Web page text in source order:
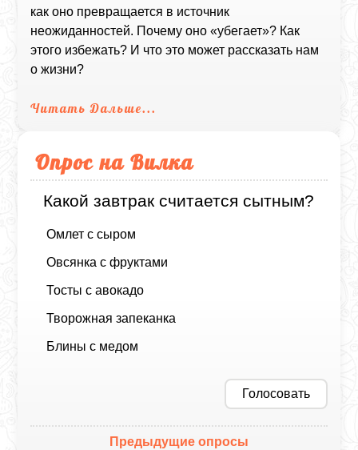
как оно превращается в источник
неожиданностей. Почему оно «убегает»? Как
этого избежать? И что это может рассказать нам
о жизни?
Читать Дальше...
Опрос на Вилка
Какой завтрак считается сытным?
Омлет с сыром
Овсянка с фруктами
Тосты с авокадо
Творожная запеканка
Блины с медом
Голосовать
Предыдущие опросы